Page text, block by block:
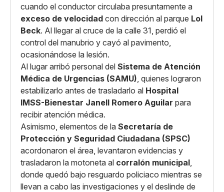
cuando el conductor circulaba presuntamente a
exceso de velocidad con dirección al parque Lol
Beck. Al llegar al cruce de la calle 31, perdió el
control del manubrio y cayó al pavimento,
ocasionándose la lesión.
Al lugar arribó personal del Sistema de Atención
Médica de Urgencias (SAMU), quienes lograron
estabilizarlo antes de trasladarlo al Hospital
IMSS-Bienestar Janell Romero Aguilar para
recibir atención médica.
Asimismo, elementos de la Secretaría de
Protección y Seguridad Ciudadana (SPSC)
acordonaron el área, levantaron evidencias y
trasladaron la motoneta al corralón municipal,
donde quedó bajo resguardo policiaco mientras se
llevan a cabo las investigaciones y el deslinde de